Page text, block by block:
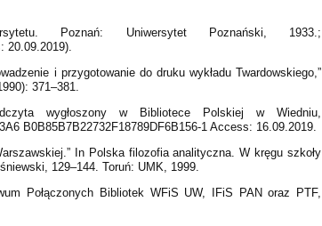
Poznań: Uniwersytet Poznański, 1933.;
20.09.2019).
i przygotowanie do druku wykładu Twardowskiego,”
371–381.
wygłoszony w Bibliotece Polskiej w Wiedniu,
B0B85B7B22732F18789DF6B156-1 Access: 16.09.2019.
In Polska filozofia analityczna. W kręgu szkoły
129–144. Toruń: UMK, 1999.
Połączonych Bibliotek WFiS UW, IFiS PAN oraz PTF,